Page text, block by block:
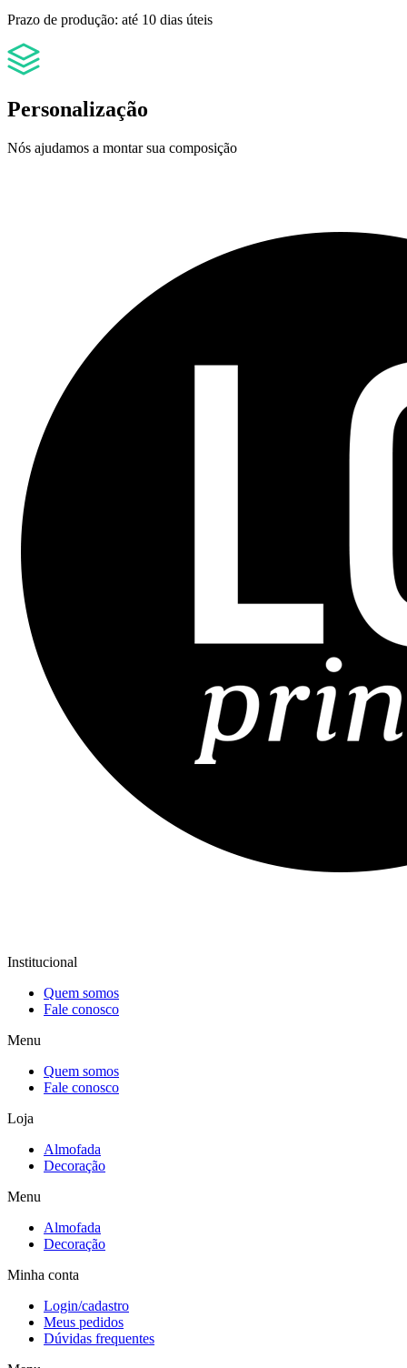
Prazo de produção: até 10 dias úteis
Personalização
Nós ajudamos a montar sua composição
Institucional
Quem somos
Fale conosco
Menu
Quem somos
Fale conosco
Loja
Almofada
Decoração
Menu
Almofada
Decoração
Minha conta
Login/cadastro
Meus pedidos
Dúvidas frequentes